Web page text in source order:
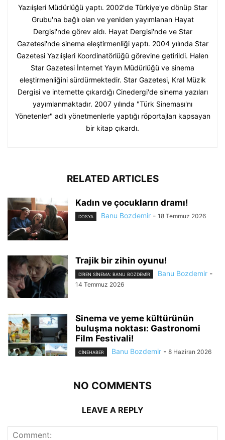
Yazıişleri Müdürlüğü yaptı. 2002'de Türkiye'ye dönüp Star
Grubu'na bağlı olan ve yeniden yayımlanan Hayat
Dergisi'nde görev aldı. Hayat Dergisi'nde ve Star
Gazetesi'nde sinema eleştirmenliği yaptı. 2004 yılında Star
Gazetesi Yazıişleri Koordinatörlüğü görevine getirildi. Halen
Star Gazetesi İnternet Yayın Müdürlüğü ve sinema
eleştirmenliğini sürdürmektedir. Star Gazetesi, Kral Müzik
Dergisi ve internette çıkardığı Cinedergi'de sinema yazıları
yayımlanmaktadır. 2007 yılında "Türk Sineması'nı
Yönetenler" adlı yönetmenlerle yaptığı röportajları kapsayan
bir kitap çıkardı.
RELATED ARTICLES
Kadın ve çocukların dramı!
DOSYA Banu Bozdemir - 18 Temmuz 2026
Trajik bir zihin oyunu!
DIREN SINEMA: BANU BOZDEMIR Banu Bozdemir -
14 Temmuz 2026
Sinema ve yeme kültürünün
buluşma noktası: Gastronomi
Film Festivali!
CINEHABER Banu Bozdemir - 8 Haziran 2026
NO COMMENTS
LEAVE A REPLY